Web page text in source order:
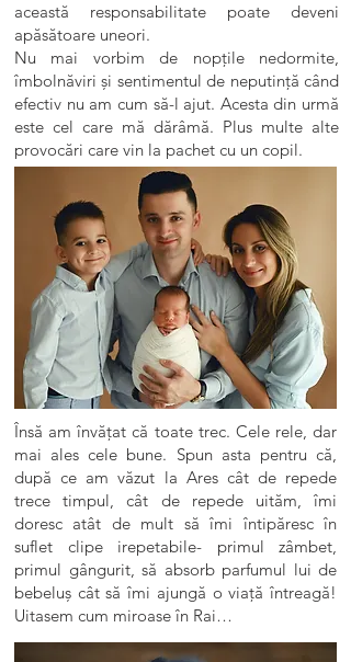
această responsabilitate poate deveni
apăsătoare uneori.
Nu mai vorbim de nopțile nedormite,
îmbolnăviri și sentimentul de neputință când
efectiv nu am cum să-l ajut. Acesta din urmă
este cel care mă dărâmă. Plus multe alte
provocări care vin la pachet cu un copil.
Însă am învățat că toate trec. Cele rele, dar
mai ales cele bune. Spun asta pentru că,
după ce am văzut la Ares cât de repede
trece timpul, cât de repede uităm, îmi
doresc atât de mult să îmi întipăresc în
suflet clipe irepetabile- primul zâmbet,
primul gângurit, să absorb parfumul lui de
bebeluș cât să îmi ajungă o viață întreagă!
Uitasem cum miroase în Rai…